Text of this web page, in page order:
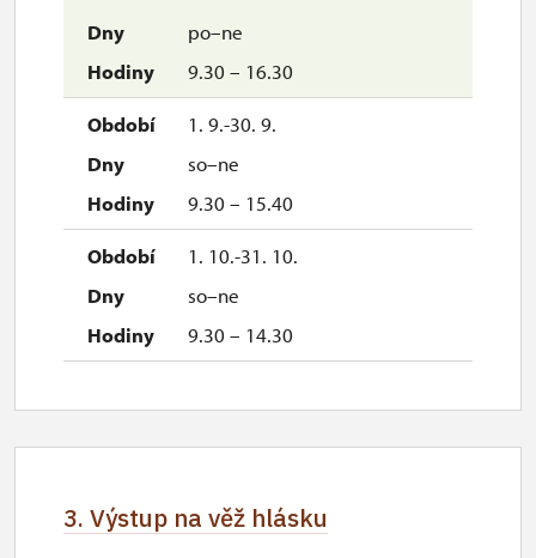
po–ne
9.30 – 16.30
1. 9.-30. 9.
so–ne
9.30 – 15.40
1. 10.-31. 10.
so–ne
9.30 – 14.30
3. Výstup na věž hlásku